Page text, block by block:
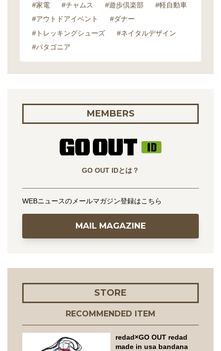
#家電 #チャムス #遊歩倶楽部
#軽自動車
#アウトドアイベント
#ダナー
#トレッキングシューズ
#ネイタルデザイン
#パタゴニア
MEMBERS
GO OUT IDとは？
WEBニュースのメールマガジン登録はこちら
MAIL MAGAZINE
STORE
RECOMMENDED ITEM
redad×GO OUT redad
made in usa bandana